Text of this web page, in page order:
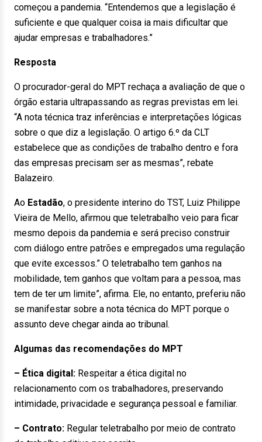
começou a pandemia. “Entendemos que a legislação é
suficiente e que qualquer coisa ia mais dificultar que
ajudar empresas e trabalhadores.”
Resposta
O procurador-geral do MPT rechaça a avaliação de que o
órgão estaria ultrapassando as regras previstas em lei.
“A nota técnica traz inferências e interpretações lógicas
sobre o que diz a legislação. O artigo 6.º da CLT
estabelece que as condições de trabalho dentro e fora
das empresas precisam ser as mesmas”, rebate
Balazeiro.
Ao Estadão, o presidente interino do TST, Luiz Philippe
Vieira de Mello, afirmou que teletrabalho veio para ficar
mesmo depois da pandemia e será preciso construir
com diálogo entre patrões e empregados uma regulação
que evite excessos.” O teletrabalho tem ganhos na
mobilidade, tem ganhos que voltam para a pessoa, mas
tem de ter um limite”, afirma. Ele, no entanto, preferiu não
se manifestar sobre a nota técnica do MPT porque o
assunto deve chegar ainda ao tribunal.
Algumas das recomendações do MPT
– Ética digital: Respeitar a ética digital no
relacionamento com os trabalhadores, preservando
intimidade, privacidade e segurança pessoal e familiar.
– Contrato: Regular teletrabalho por meio de contrato